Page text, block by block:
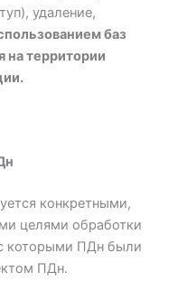
удаление,
баз
на территории
конкретными,
целями обработки
которыми ПДн были
ПДн.